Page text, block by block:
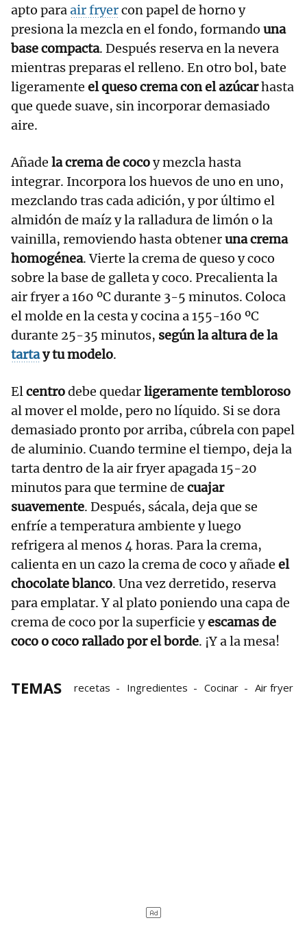
apto paraair fryercon papel de horno y
presiona la mezcla en el fondo, formando una
base compacta. Después reserva en la nevera
mientras preparas el relleno. En otro bol, bate
ligeramente el queso crema con el azúcarhasta
que quede suave, sin incorporar demasiado
aire.
Añade la crema de cocoy mezcla hasta
integrar. Incorpora los huevos de uno en uno,
mezclando tras cada adición, y por último el
almidón de maíz y la ralladura de limón o la
vainilla, removiendo hasta obteneruna crema
homogénea. Vierte la crema de queso y coco
sobre la base de galleta y coco. Precalienta la
air fryer a 160 ºC durante 3-5 minutos. Coloca
el molde en la cesta y cocina a 155-160 ºC
durante 25-35 minutos, según la altura de la
tartay tu modelo.
Elcentrodebe quedarligeramente tembloroso
al mover el molde, pero no líquido. Si se dora
demasiado pronto por arriba, cúbrela con papel
de aluminio. Cuando termine el tiempo, deja la
tarta dentro de la air fryer apagada 15-20
minutos para que termine de cuajar
suavemente. Después, sácala, deja que se
enfríe a temperatura ambiente y luego
refrigera al menos 4 horas. Para la crema,
calienta en un cazo la crema de coco y añade el
chocolate blanco. Una vez derretido, reserva
para emplatar. Y al plato poniendo una capa de
crema de coco por la superficie yescamas de
coco o coco rallado por el borde. ¡Y a la mesa!
TEMAS recetas Ingredientes Cocinar Air fryer